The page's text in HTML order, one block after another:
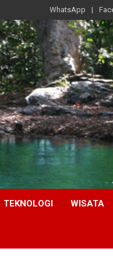
WhatsApp
TEKNOLOGI WISATA